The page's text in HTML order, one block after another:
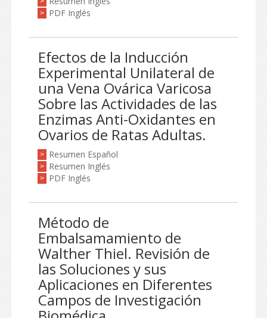
> PDF Inglés
Efectos de la Inducción
Experimental Unilateral de
una Vena Ovárica Varicosa
Sobre las Actividades de las
Enzimas Anti-Oxidantes en
Ovarios de Ratas Adultas.
> Resumen Español
> Resumen Inglés
> PDF Inglés
Método de
Embalsamamiento de
Walther Thiel. Revisión de
las Soluciones y sus
Aplicaciones en Diferentes
Campos de Investigación